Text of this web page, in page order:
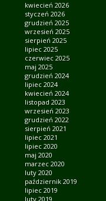
kwiecień 2026
styczeń 2026
grudzień 2025
wrzesień 2025
sierpień 2025
lipiec 2025
czerwiec 2025
maj 2025
grudzień 2024
lipiec 2024
kwiecień 2024
listopad 2023
wrzesień 2023
grudzień 2022
sierpień 2021
lipiec 2021
lipiec 2020
maj 2020
marzec 2020
luty 2020
październik 2019
lipiec 2019
luty 2019